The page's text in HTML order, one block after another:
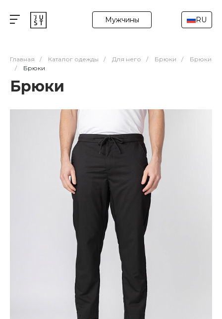
Мужчины RU
Главная / Каталог одежды / Для него / Брюки /
Брюки
/
Брюки
Брюки